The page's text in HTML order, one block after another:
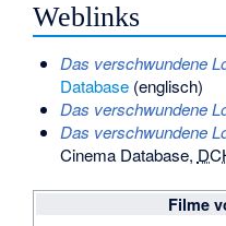
Weblinks
Das verschwundene
Database(englisch)
Das verschwundene
Das verschwundene
Cinema Database,
Filme